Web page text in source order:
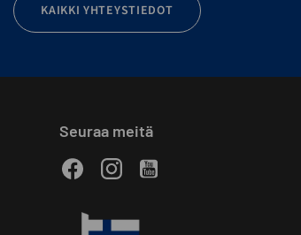
KAIKKI YHTEYSTIEDOT
Seuraa meitä
FacebookInstagramYoutube